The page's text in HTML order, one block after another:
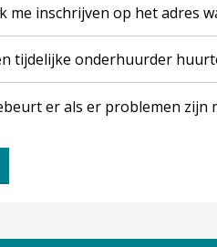
ik me inschrijven op het adres
tijdelijke onderhuurder
er als er problemen